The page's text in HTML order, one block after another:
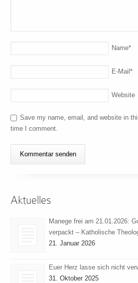
Name*
E-Mail*
Website
Save my name, email, and website in
time I comment.
Aktuelles
Manege frei am 21.01.2026:
verpackt – Katholische
21. Januar 2026
Euer Herz lasse sich nicht
31. Oktober 2025